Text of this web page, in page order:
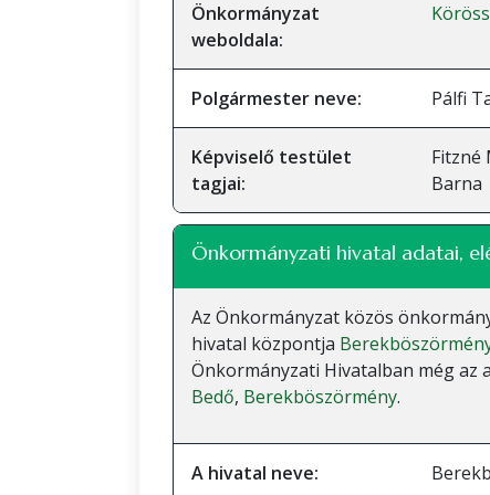
Önkormányzat
weboldala:
Polgármester neve: Pálfi
Képviselő testület
tagjai:
Fitzné
Barna
Önkormányzati hivatal adatai,
Az Önkormányzat közös
hivatal központja
Önkormányzati Hivatalban még az
Bedő, Berekböszörmény.
A hivatal neve: